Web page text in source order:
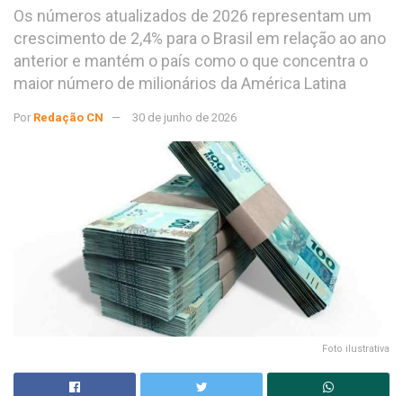
Os números atualizados de 2026 representam um
crescimento de 2,4% para o Brasil em relação ao ano
anterior e mantém o país como o que concentra o
maior número de milionários da América Latina
Por Redação CN 30 de junho de 2026
Foto ilustrativa